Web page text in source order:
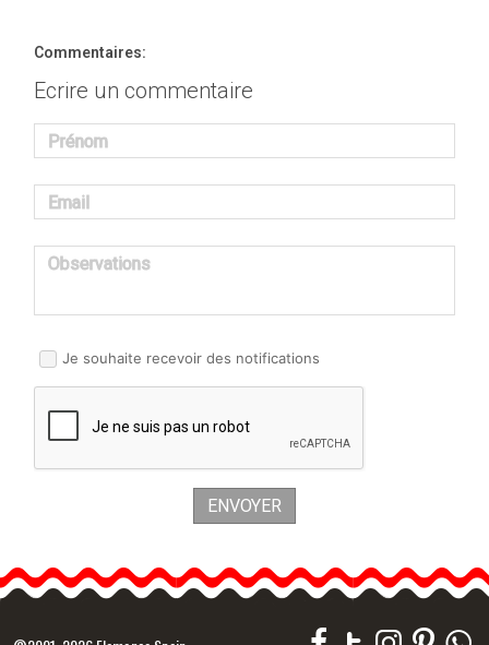
Commentaires:
Ecrire un commentaire
Prénom
Email
Observations
Je souhaite recevoir des notifications
ENVOYER